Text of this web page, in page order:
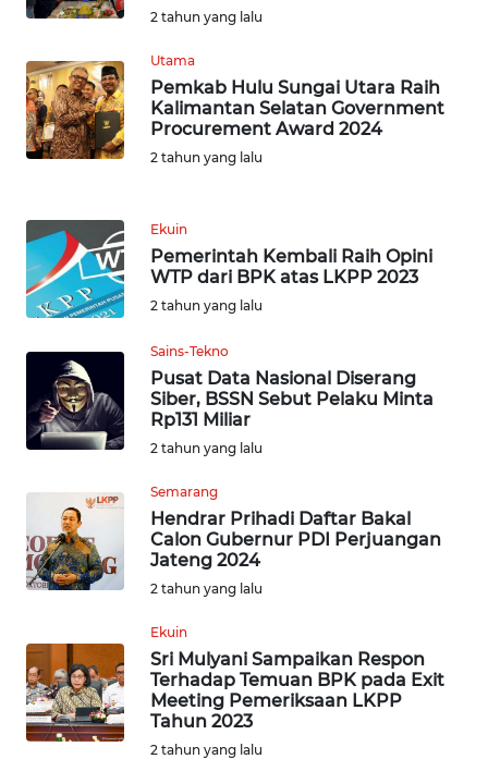
2 tahun yang lalu
Utama
Pemkab Hulu Sungai Utara Raih
Kalimantan Selatan Government
Procurement Award 2024
2 tahun yang lalu
Ekuin
Pemerintah Kembali Raih Opini
WTP dari BPK atas LKPP 2023
2 tahun yang lalu
Sains-Tekno
Pusat Data Nasional Diserang
Siber, BSSN Sebut Pelaku Minta
Rp131 Miliar
2 tahun yang lalu
Semarang
Hendrar Prihadi Daftar Bakal
Calon Gubernur PDI Perjuangan
Jateng 2024
2 tahun yang lalu
Ekuin
Sri Mulyani Sampaikan Respon
Terhadap Temuan BPK pada Exit
Meeting Pemeriksaan LKPP
Tahun 2023
2 tahun yang lalu
BANTEN
WN
NTT
KEPRI
WN
PAPUA
WN
PAPUA
BARAT
RIAU
WN
SERAMBI
JAMBI
WN
SULTRA